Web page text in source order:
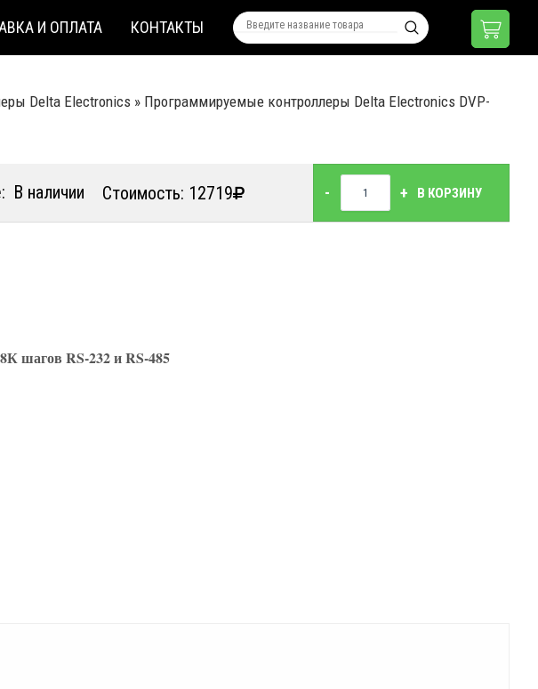
И ОПЛАТА КОНТАКТЫ
Delta Electronics » Программируемые контроллеры Delta Electronics DVP-
В наличии Стоимость: 12719 - + В КОРЗИНУ
шагов RS-232 и RS-485